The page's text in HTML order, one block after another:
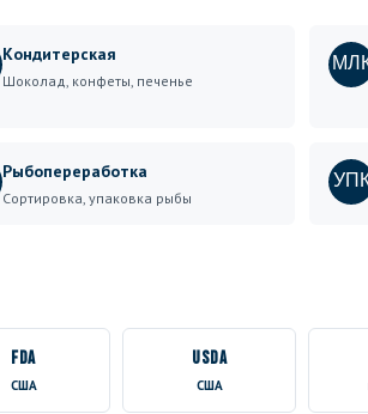
Кондитерская
Шоколад, конфеты, печенье
Рыбопереработка
Сортировка, упаковка рыбы
FDA
США
USDA
США